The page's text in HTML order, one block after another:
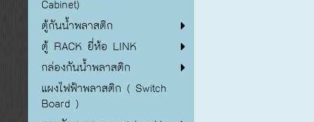
Cabinet)
ตู้กันน้ำพลาสติก
ตู้ RACK ยี่ห้อ LINK
กล่องกันน้ำพลาสติก
แผงไฟฟ้าพลาสติก ( Switch
Board )